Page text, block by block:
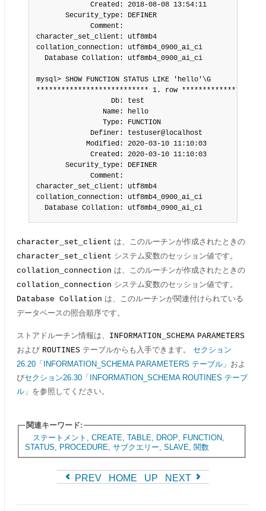
             Created: 2018-08-08 13:54:11
       Security_type: DEFINER
             Comment:
character_set_client: utf8mb4
collation_connection: utf8mb4_0900_ai_ci
  Database Collation: utf8mb4_0900_ai_ci
mysql> SHOW FUNCTION STATUS LIKE 'hello'\G
*************************** 1. row
                  Db: test
                Name: hello
                Type: FUNCTION
             Definer: testuser@localhost
            Modified: 2020-03-10 11:10:03
             Created: 2020-03-10 11:10:03
       Security_type: DEFINER
             Comment:
character_set_client: utf8mb4
collation_connection: utf8mb4_0900_ai_ci
  Database Collation: utf8mb4_0900_ai_ci
character_set_client は、このルーチンが作成されたときの
character_set_client システム変数のセッション値です。
collation_connection は、このルーチンが作成されたときの
collation_connection システム変数のセッション値です。
Database Collation は、このルーチンが関連付けられている
データベースの照合順序です。
ストアドルーチン情報は、 INFORMATION_SCHEMA PARAMETERS
および ROUTINES テーブルからも入手できます。 セクション
26.20「INFORMATION_SCHEMA PARAMETERS テーブル」 およ
びセクション26.30「INFORMATION_SCHEMA ROUTINES テーブ
ル」 を参照してください。
関連キーワード:
ステートメント
CREATE TABLE DROP FUNCTION,
STATUS
PROCEDURE サブクエリー SLAVE 関数
PREV HOME UP NEXT